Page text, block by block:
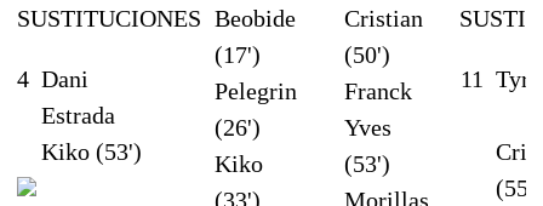
SUSTITUCIONES
4 Dani
Estrada
Kiko (53')
Beobide
(17')
Pelegrin
(26')
Kiko
(33')
Cristian
(50')
Franck
Yves
(53')
Morillas
11
(55')